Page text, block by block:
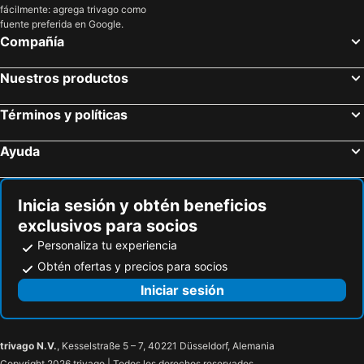
Aschheim, Baviera Hoteles
Berlín, Berlín Hoteles
Dusseldorf, Renania del Norte-Westfalia Hoteles
Bremen, Bremen Hoteles
fácilmente: agrega trivago como
fuente preferida en Google.
Compañía
Nuestros productos
Términos y políticas
Ayuda
Inicia sesión y obtén beneficios
exclusivos para socios
Personaliza tu experiencia
Obtén ofertas y precios para socios
Iniciar sesión
trivago N.V., Kesselstraße 5 – 7, 40221 Düsseldorf, Alemania